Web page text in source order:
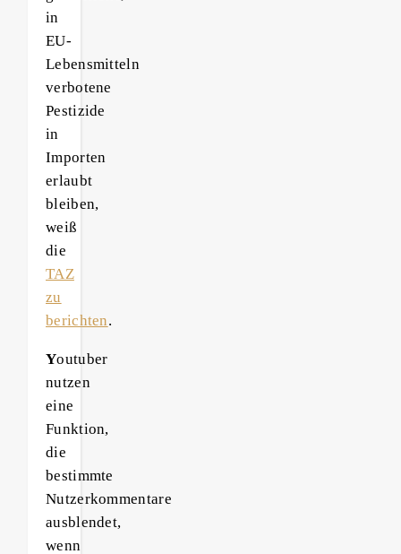
in
EU-
Lebensmitteln
verbotene
Pestizide
in
Importen
erlaubt
bleiben,
weiß
die
TAZ
zu
berichten.
Youtuber
nutzen
eine
Funktion,
die
bestimmte
Nutzerkommentare
ausblendet,
wenn